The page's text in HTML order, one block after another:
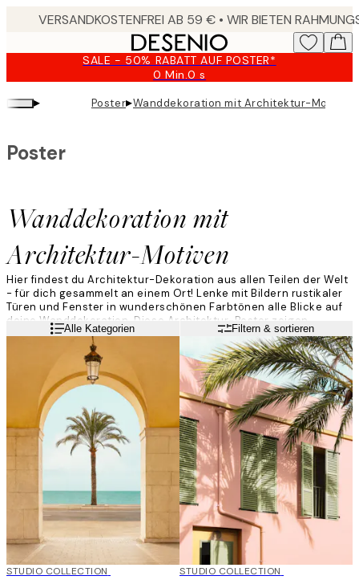
SALE - 50% RABATT AUF POSTER*
0 Min.0 s
Gültig
2026-
▸ Poster▸Wanddekoration mit Architektur-Motiven
Wanddekoration mit
Architektur-Motiven
Poster
Hier findest du Architektur-Dekoration aus allen Teilen der Welt
- für dich gesammelt an einem Ort! Lenke mit Bildern rustikaler
Türen und Fenster in wunderschönen Farbtönen alle Blicke auf
deine Wanddekoration. Diese Architektur-Poster zeigen
Gebäude und berühmte Orte aus der ganzen Welt. In dieser
Kategorie findest du ganz sicher dein neues Liebligsmotiv!
WeiterlesenAlle Kategorien Filtern & sortieren
50%*
STUDIO COLLECTION 50%*
STUDIO COLLECTION